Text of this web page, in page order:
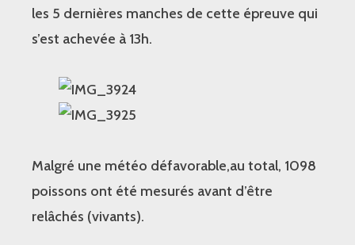
les 5 dernières manches de cette épreuve qui
s’est achevée à 13h.
Malgré une météo défavorable,au total, 1098
poissons ont été mesurés avant d’être
relâchés (vivants).